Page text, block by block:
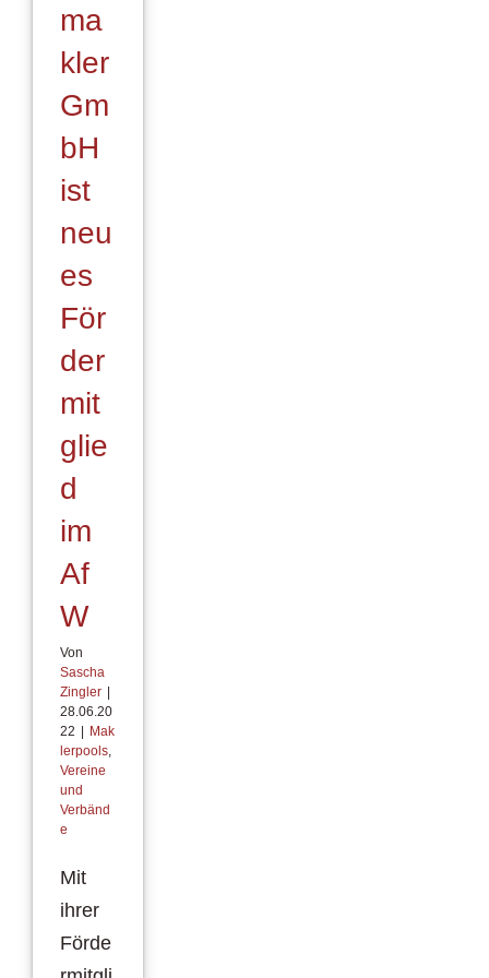
ma
kler
Gm
bH
ist
neu
es
För
der
mit
glie
d
im
Af
W
Von
Sascha
Zingler |
28.06.20
22 | Mak
lerpools
Vereine
und
Verbänd
e
Mit
ihrer
Förde